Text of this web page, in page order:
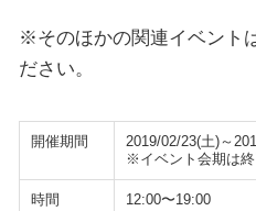
※そのほかの関連イベント
ださい。
開催期間
2019/02/23(土)～
※イベント会期は
時間 12:00〜19:00